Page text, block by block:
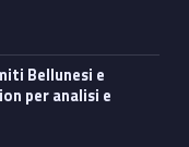
per analisi e